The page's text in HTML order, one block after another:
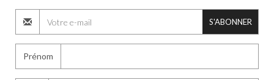
S'ABONNER
Prénom